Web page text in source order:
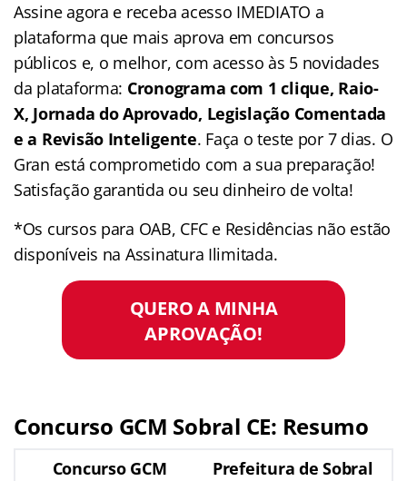
Assine agora e receba acesso IMEDIATO a
plataforma que mais aprova em concursos
públicos e, o melhor, com acesso às 5 novidades
da plataforma: Cronograma com 1 clique, Raio-
X, Jornada do Aprovado, Legislação Comentada
e a Revisão Inteligente. Faça o teste por 7 dias. O
Gran está comprometido com a sua preparação!
Satisfação garantida ou seu dinheiro de volta!
*Os cursos para OAB, CFC e Residências não estão
disponíveis na Assinatura Ilimitada.
QUERO A MINHA
APROVAÇÃO!
Concurso GCM Sobral CE: Resumo
Concurso GCM
Prefeitura de Sobral